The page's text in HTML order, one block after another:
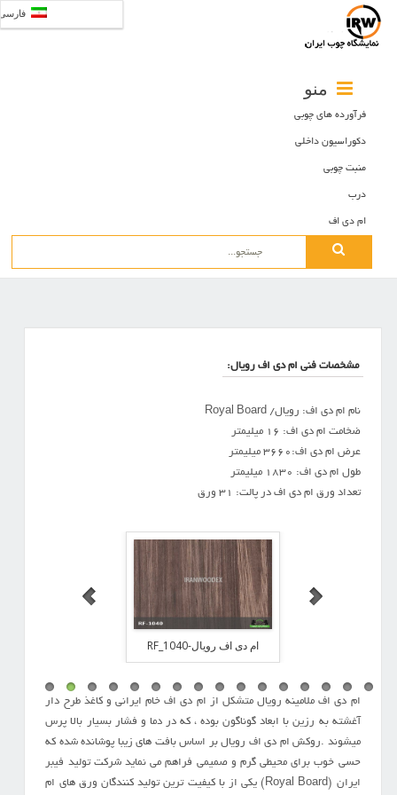
منو
فرآورده های چوبی
دکوراسیون داخلی
منبت چوبی
درب
ام دی اف
Search
مشخصات فنی ام دی اف رویال:
نام ام دی اف: رویال/ Royal Board
ضخامت ام دی اف: 16 میلیمتر
عرض ام دی اف:3660 میلیمتر
طول ام دی اف: 1830 میلیمتر
تعداد ورق ام دی اف در پالت: 31 ورق
ام دی اف رویال-RF_1040
ام دی اف ملامینه رویال متشکل از ام دی اف خام ایرانی و کاغذ طرح دار
آغشته به رزین با ابعاد گوناگون بوده ، که در دما و فشار بسیار بالا پرس
میشوند .روکش ام دی اف رویال بر اساس بافت های زیبا پوشانده شده که
حسی خوب برای محیطی گرم و صمیمی فراهم می نماید شرکت تولید فیبر
ایران (Royal Board) یکی از با کیفیت ترین تولید کنندگان ورق های ام